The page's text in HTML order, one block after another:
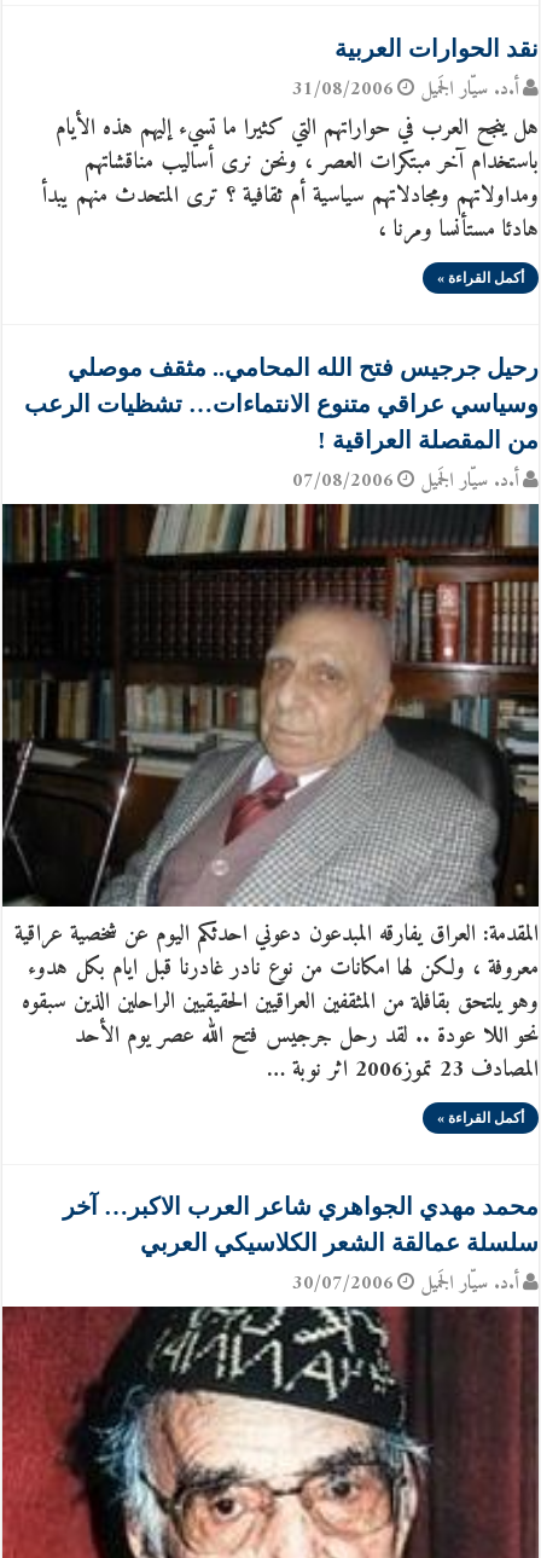
نقد الحوارات العربية
أ.د. سيّار الجَميل 31/08/2006
هل ينجح العرب في حواراتهم التي كثيرا ما تسيء إليهم هذه الأيام
باستخدام آخر مبتكرات العصر ، ونحن نرى أساليب مناقشاتهم
ومداولاتهم ومجادلاتهم سياسية أم ثقافية ؟ ترى المتحدث منهم يبدأ
هادئا مستأنسا ومرنا ،
أكمل القراءة »
رحيل جرجيس فتح الله المحامي.. مثقف موصلي
وسياسي عراقي متنوع الانتماءات… تشظيات الرعب
من المقصلة العراقية !
أ.د. سيّار الجَميل 07/08/2006
المقدمة: العراق يفارقه المبدعون دعوني احدثكم اليوم عن شخصية عراقية
معروفة ، ولكن لها امكانات من نوع نادر غادرنا قبل ايام بكل هدوء
وهو يلتحق بقافلة من المثقفين العراقيين الحقيقيين الراحلين الذين سبقوه
نحو اللا عودة .. لقد رحل جرجيس فتح الله عصر يوم الأحد
المصادف 23 تموز2006 اثر نوبة …
أكمل القراءة »
محمد مهدي الجواهري شاعر العرب الاكبر… آخر
سلسلة عمالقة الشعر الكلاسيكي العربي
أ.د. سيّار الجَميل 30/07/2006